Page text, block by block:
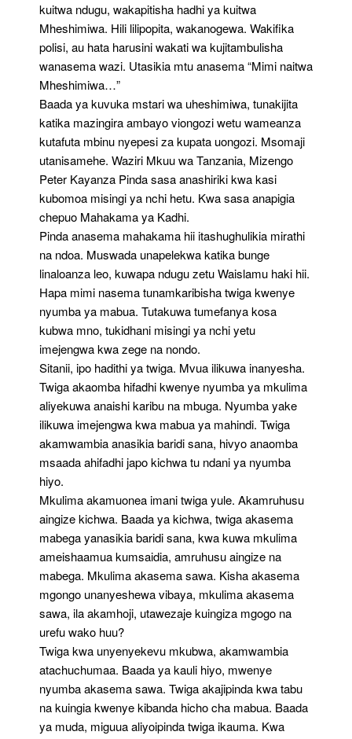
kuitwa ndugu, wakapitisha hadhi ya kuitwa
Mheshimiwa. Hili lilipopita, wakanogewa. Wakifika
polisi, au hata harusini wakati wa kujitambulisha
wanasema wazi. Utasikia mtu anasema “Mimi naitwa
Mheshimiwa…”
Baada ya kuvuka mstari wa uheshimiwa, tunakijita
katika mazingira ambayo viongozi wetu wameanza
kutafuta mbinu nyepesi za kupata uongozi. Msomaji
utanisamehe. Waziri Mkuu wa Tanzania, Mizengo
Peter Kayanza Pinda sasa anashiriki kwa kasi
kubomoa misingi ya nchi hetu. Kwa sasa anapigia
chepuo Mahakama ya Kadhi.
Pinda anasema mahakama hii itashughulikia mirathi
na ndoa. Muswada unapelekwa katika bunge
linaloanza leo, kuwapa ndugu zetu Waislamu haki hii.
Hapa mimi nasema tunamkaribisha twiga kwenye
nyumba ya mabua. Tutakuwa tumefanya kosa
kubwa mno, tukidhani misingi ya nchi yetu
imejengwa kwa zege na nondo.
Sitanii, ipo hadithi ya twiga. Mvua ilikuwa inanyesha.
Twiga akaomba hifadhi kwenye nyumba ya mkulima
aliyekuwa anaishi karibu na mbuga. Nyumba yake
ilikuwa imejengwa kwa mabua ya mahindi. Twiga
akamwambia anasikia baridi sana, hivyo anaomba
msaada ahifadhi japo kichwa tu ndani ya nyumba
hiyo.
Mkulima akamuonea imani twiga yule. Akamruhusu
aingize kichwa. Baada ya kichwa, twiga akasema
mabega yanasikia baridi sana, kwa kuwa mkulima
ameishaamua kumsaidia, amruhusu aingize na
mabega. Mkulima akasema sawa. Kisha akasema
mgongo unanyeshewa vibaya, mkulima akasema
sawa, ila akamhoji, utawezaje kuingiza mgogo na
urefu wako huu?
Twiga kwa unyenyekevu mkubwa, akamwambia
atachuchumaa. Baada ya kauli hiyo, mwenye
nyumba akasema sawa. Twiga akajipinda kwa tabu
na kuingia kwenye kibanda hicho cha mabua. Baada
ya muda, miguua aliyoipinda twiga ikauma. Kwa